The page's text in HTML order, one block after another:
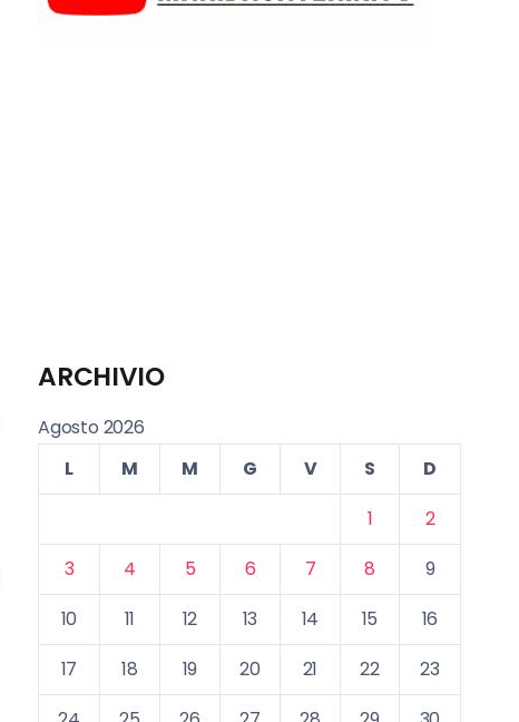
ARCHIVIO
Agosto 2026
L
M M G V S
D
1
2
3
4 5 6 7 8
9
10
11 12 13 14 15
16
17
18 19 20 21 22
23